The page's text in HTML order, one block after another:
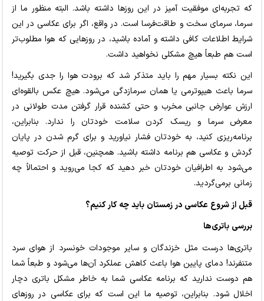
که تجربه‌ای موفقیت آمیز در این روزها داشته باشد. البته منظور ما از
سرما، سرمای سخت و طاقت‌فرسا است. در واقع، اگر برای عکاسی در این
شرایط اطلاعات کافی داشته و آماده باشید، در روزهایی که هوا مطلوب‌تر
است هم طبعاً هیچ مشکلی نخواهید داشت.
این نکته بسیار مهم را باید متذکر شد که برودت هوا را جدی بگیرید!
سرما باعث هیپوترمی یا همان سرمازدگی می‌شود. هیچ عکس بالقوه‌ای
ارزش عوارض جانبی مخرب و حتی کشنده قرار گرفتن مدت طولانی در
معرض سرما و ریسک کردن سلامت خودتان را ندارد. بنابراین،
برنامه‌ریزی کنید، به خودتان فشار نیاورید و برای گرم شدن در پایان
گردش و عکاسی هم برنامه داشته باشید. همچنین، قبل از حرکت توصیه
می‌شود به اطرافیان خودتان خبر دهید که کجا می‌روید و احتمالاً چه
زمانی برمی‌گردید.
قبل از شروع عکاسی در زمستان باید چه کار کنیم؟
بررسی باتری‌ها
باتری‌ها درست مثل خزندگان و سایر موجودات خونسرد از هوای سرد
متنفرند! دمای پایین هوا باعث کاهش عملکرد آن‌ها می‌شود و طبعاً شما
هم دوست ندارید که برنامه عکاسی شما به خاطر مشکل باتری دچار
اخلال شود. بنابراین، توصیه ما این است که برای عکاسی در روزهای